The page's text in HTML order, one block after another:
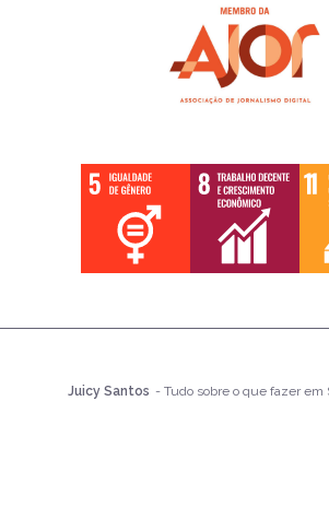
Juicy Santos - Tudo sobre o que fazer em